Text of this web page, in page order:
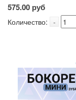
575.00 руб
Количество: -